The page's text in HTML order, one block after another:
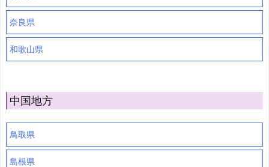
奈良県
和歌山県
中国地方
鳥取県
島根県